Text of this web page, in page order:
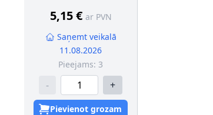
5,15 € ar PVN
Saņemt veikalā
11.08.2026
Pieejams: 3
- +
Pievienot grozam